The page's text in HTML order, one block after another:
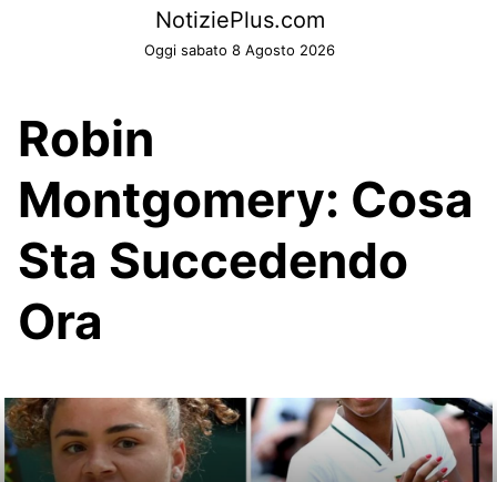
NotiziePlus.com
Oggi sabato 8 Agosto 2026
Robin
Montgomery: Cosa
Sta Succedendo
Ora